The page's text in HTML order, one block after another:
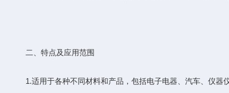
二、特点及应用范围
1.适用于各种不同材料和产品，包括电子电器、汽车、仪器